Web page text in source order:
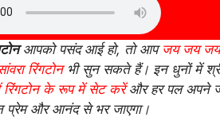
आपको पसंद आई हो, तो आप जय जय जय
रिंगटोनभी सुन सकते हैं। इन धुनों में
रिंगटोन के रूप में सेट करेंऔर हर पल अपने
प्रेम और आनंद से भर जाएगा।